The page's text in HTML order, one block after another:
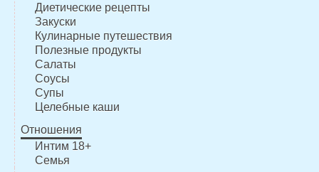
Диетические рецепты
Закуски
Кулинарные путешествия
Полезные продукты
Салаты
Соусы
Супы
Целебные каши
Отношения
Интим 18+
Семья